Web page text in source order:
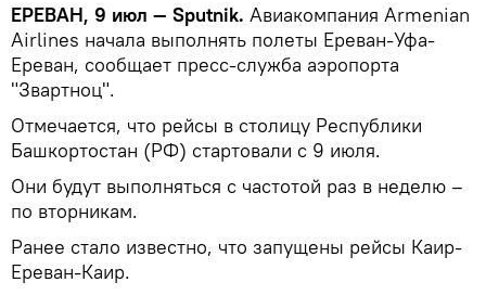
ЕРЕВАН, 9 июл — Sputnik. Авиакомпания Armenian
Airlines начала выполнять полеты Ереван-Уфа-
Ереван, сообщает пресс-служба аэропорта
"Звартноц".
Отмечается, что рейсы в столицу Республики
Башкортостан (РФ) стартовали с 9 июля.
Они будут выполняться с частотой раз в неделю –
по вторникам.
Ранее стало известно, что запущены рейсы Каир-
Ереван-Каир.